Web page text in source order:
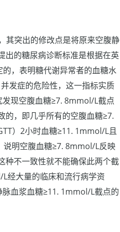
其突出的修改点是将原来空腹静
的糖尿病诊断标准是根据在英
，表明糖代谢异常者的血糖水
发症的危险性，这一指标实质
现空腹血糖≥7. 8mmol/L截点
的，即几乎所有的空腹血糖≥7.
）2小时血糖≥11. 1mmol/L且
说明空腹血糖≥7. 8mmol/L反映
种不一致性就不能确保此两个截
经大量的临床和流行病学资
血浆血糖≥11. 1mmol/L截点的